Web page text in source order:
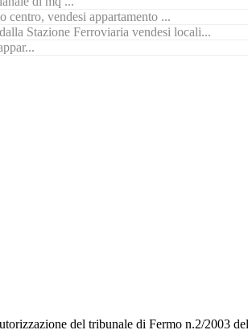
centro, vendesi appartamento ...
Stazione Ferroviaria vendesi locali...
del tribunale di Fermo n.2/2003